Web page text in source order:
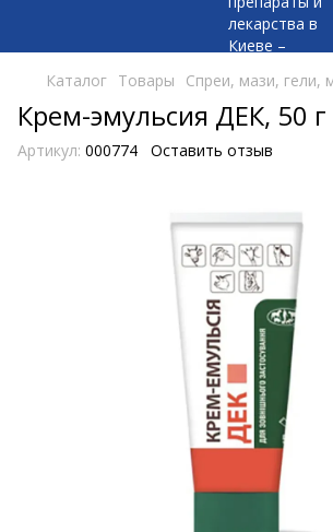
Каталог Товары Спреи, мази, гели,
Крем-эмульсия ДЕК, 50 г
Артикул: 000774 Оставить отзыв